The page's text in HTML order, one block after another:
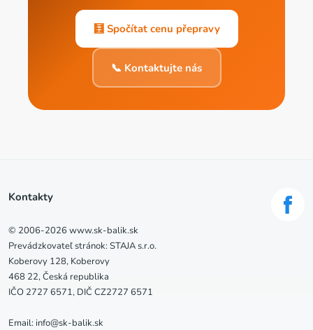
🧮 Spočítat cenu přepravy
📞 Kontaktujte nás
Kontakty
© 2006-2026 www.sk-balik.sk
Prevádzkovateľ stránok: STAJA s.r.o.
Koberovy 128, Koberovy
468 22, Česká republika
IČO 2727 6571, DIČ CZ2727 6571
Email: info@sk-balik.sk